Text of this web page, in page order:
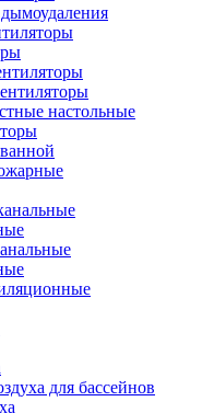
настольные
для бассейнов